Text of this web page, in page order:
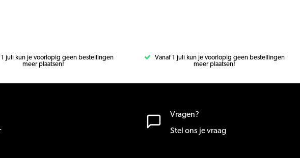
1 juli kun je voorlopig geen bestellingen
meer plaatsen!
Vanaf 1 juli kun je voorlopig geen bestellingen
meer plaatsen!
Vragen?
Stel ons je vraag